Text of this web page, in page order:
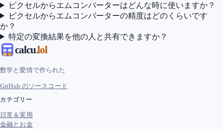
ピクセルからエムコンバーターはどんな時に使いますか？
ピクセルからエムコンバーターの精度はどのくらいです
か？
特定の変換結果を他の人と共有できますか？
calcu.lol
数学と愛情で作られた
GitHub のソースコード
カテゴリー
日常＆実用
金融とお金